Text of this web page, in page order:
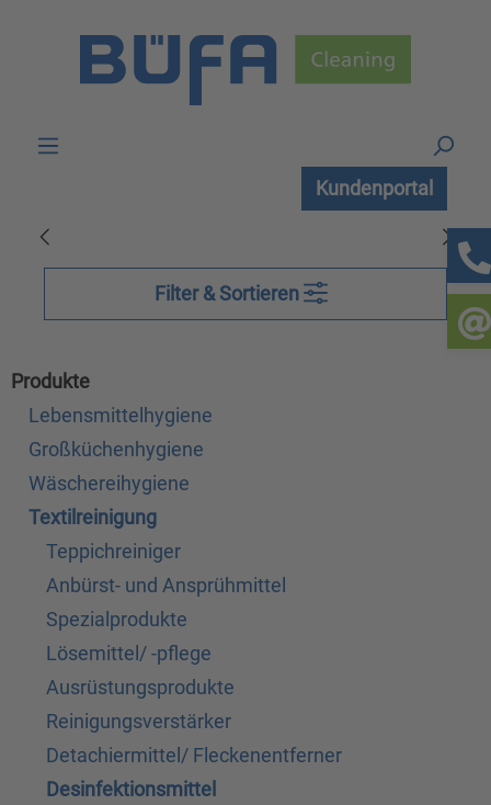
Kundenportal
Filter & Sortieren
Produkte
Lebensmittelhygiene
Großküchenhygiene
Wäschereihygiene
Textilreinigung
Teppichreiniger
Anbürst- und Ansprühmittel
Spezialprodukte
Lösemittel/ -pflege
Ausrüstungsprodukte
Reinigungsverstärker
Detachiermittel/ Fleckenentferner
Desinfektionsmittel